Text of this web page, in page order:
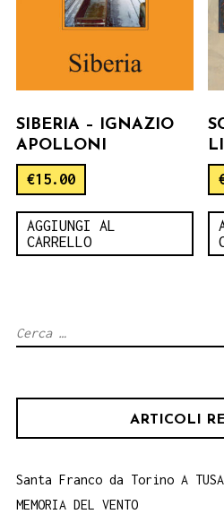
SIBERIA – IGNAZIO
APOLLONI
€15.00
AGGIUNGI AL
CARRELLO
Ricerca
ARTICOLI
Santa Franco da Torino A TUSA
MEMORIA DEL VENTO